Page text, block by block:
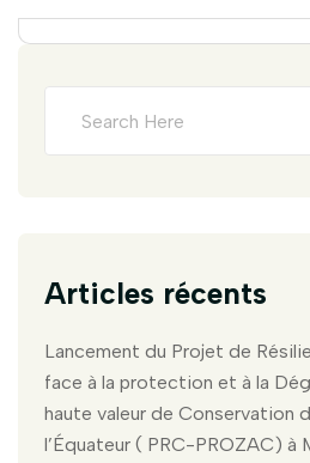
Articles récents
Lancement du Projet de
face à la protection et à la
haute valeur de Conservation
l’Équateur ( PRC-PROZAC) à